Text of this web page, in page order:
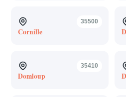
35500
Cornille
35410
Domloup